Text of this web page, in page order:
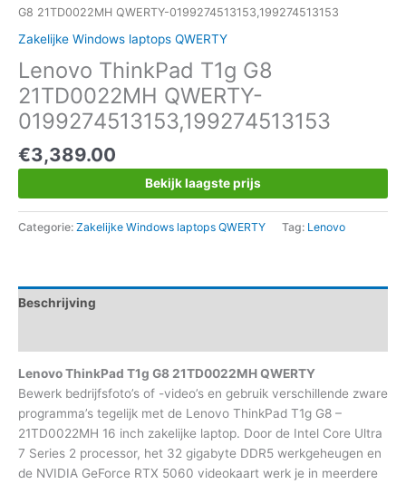
G8 21TD0022MH QWERTY-0199274513153,199274513153
Zakelijke Windows laptops QWERTY
Lenovo ThinkPad T1g G8
21TD0022MH QWERTY-
0199274513153,199274513153
€3,389.00
Bekijk laagste prijs
Categorie: Zakelijke Windows laptops QWERTY Tag: Lenovo
Beschrijving
Lenovo ThinkPad T1g G8 21TD0022MH QWERTY
Bewerk bedrijfsfoto’s of -video’s en gebruik verschillende zware
programma’s tegelijk met de Lenovo ThinkPad T1g G8 –
21TD0022MH 16 inch zakelijke laptop. Door de Intel Core Ultra
7 Series 2 processor, het 32 gigabyte DDR5 werkgeheugen en
de NVIDIA GeForce RTX 5060 videokaart werk je in meerdere